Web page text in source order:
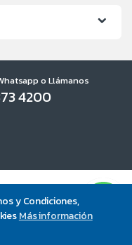
y Condiciones,
Más información
o Llámanos
4200